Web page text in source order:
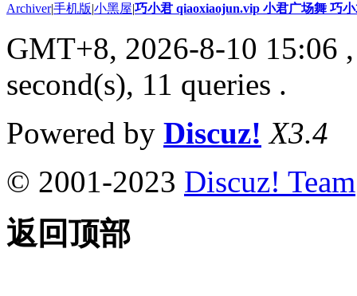
Archiver|手机版|小黑屋|巧小君 qiaoxiaojun.vip 小君广场舞 巧
GMT+8, 2026-8-10 15:06
second(s), 11 queries .
Powered by Discuz! X3.4
© 2001-2023 Discuz! Team
返回顶部